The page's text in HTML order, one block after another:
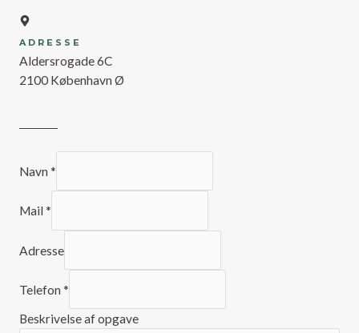
ADRESSE
Aldersrogade 6C
2100 København Ø
Navn *
Mail *
Adresse
Telefon *
Beskrivelse af opgave